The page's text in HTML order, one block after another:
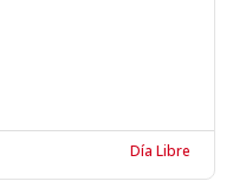
Día Libre